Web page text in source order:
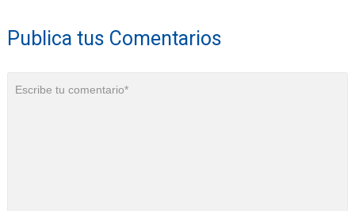
Publica tus Comentarios